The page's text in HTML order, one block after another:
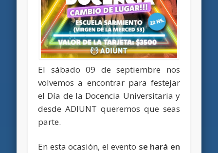
El sábado 09 de septiembre nos
volvemos a encontrar para festejar
el Día de la Docencia Universitaria y
desde ADIUNT queremos que seas
parte.
En esta ocasión, el evento se hará en